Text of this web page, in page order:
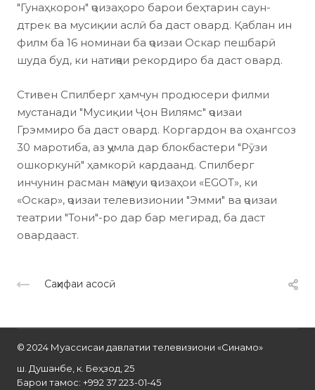
"Гунаҳкорон" ҷоизаҳоро барои беҳтарин саун-
дтрек ва мусиқии аслӣ ба даст овард. Қаблан ин
филм ба 16 номинаи ба ҷоизаи Оскар пешбарӣ
шуда буд, ки натиҷаи рекордиро ба даст овард.
Стивен Спилберг ҳамчун продюсери филми
мустанади "Мусиқии Ҷон Вилямс" ҷоизаи
Грэммиро ба даст овард. Коргардон ва оҳангсоз
30 маротиба, аз ҷумла дар блокбастери "Рӯзи
ошкоркунӣ" ҳамкорӣ кардаанд. Спилберг
инчунин расман маҷмуи ҷоизаҳои «EGOT», ки
«Оскар», ҷоизаи телевизионии "Эмми" ва ҷоизаи
театрии "Тони"-ро дар бар мегирад, ба даст
овардааст.
Саҳифаи асосӣ
© 2024 Муассисаи давлатии телевизиони «Синамо»
ш. Душанбе, к. Беҳзод, 25
Барои тамос: +992 37 223-01-45